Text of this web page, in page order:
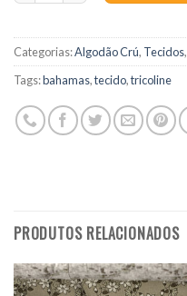
Categorias:Algodão Crú, Tecidos,
Tags:bahamas,tecido,tricoline
PRODUTOS RELACIONADOS